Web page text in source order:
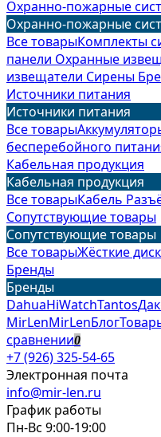
Охранно-пожарные
Охранно-пожарные
Все товарыКомплекты
панели Охранные
извещатели Сирены
Источники питания
Источники питания
Все товары
бесперебойного
Кабельная продукция
Кабельная продукция
Все товарыКабель
Сопутствующие товары
Сопутствующие товары
Все товарыЖёсткие
Бренды
Бренды
DahuaHiWatchTantos
MirLenMirLenБлог
сравнении0
+7 (926) 325-54-65
Электронная почта
info@mir-len.ru
График работы
Пн-Вс 9:00-19:00